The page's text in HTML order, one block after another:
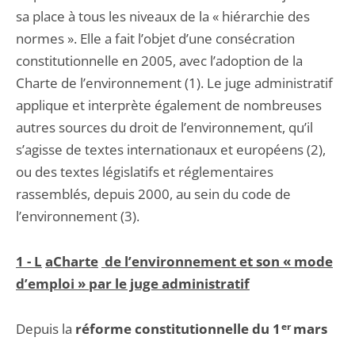
sa place à tous les niveaux de la « hiérarchie des
normes ». Elle a fait l’objet d’une consécration
constitutionnelle en 2005, avec l’adoption de la
Charte de l’environnement (1). Le juge administratif
applique et interprète également de nombreuses
autres sources du droit de l’environnement, qu’il
s’agisse de textes internationaux et européens (2),
ou des textes législatifs et réglementaires
rassemblés, depuis 2000, au sein du code de
l’environnement (3).
1 - L aCharte de l’environnement et son « mode
d’emploi » par le juge administratif
Depuis la réforme constitutionnelle du 1 ermars